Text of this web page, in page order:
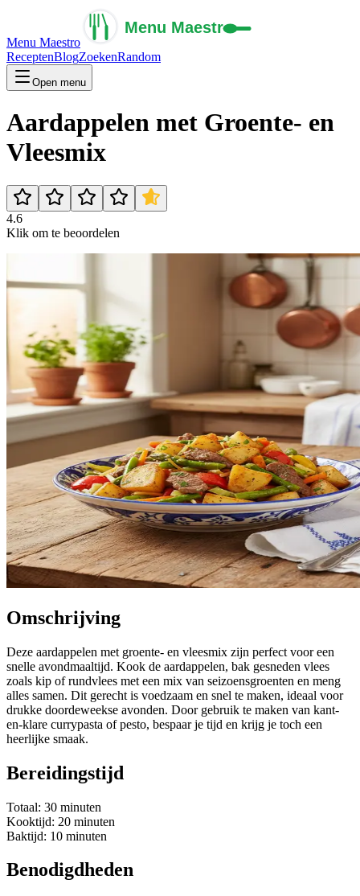
Menu Maestro
ReceptenBlogZoekenRandom
Open menu
Aardappelen met Groente- en
Vleesmix
4.6
Klik om te beoordelen
Omschrijving
Deze aardappelen met groente- en vleesmix zijn perfect voor een
snelle avondmaaltijd. Kook de aardappelen, bak gesneden vlees
zoals kip of rundvlees met een mix van seizoensgroenten en meng
alles samen. Dit gerecht is voedzaam en snel te maken, ideaal voor
drukke doordeweekse avonden. Door gebruik te maken van kant-
en-klare currypasta of pesto, bespaar je tijd en krijg je toch een
heerlijke smaak.
Bereidingstijd
Totaal: 30 minuten
Kooktijd: 20 minuten
Baktijd: 10 minuten
Benodigdheden